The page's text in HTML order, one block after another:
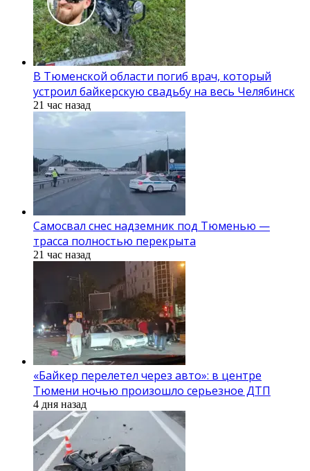
В Тюменской области погиб врач, который
устроил байкерскую свадьбу на весь Челябинск
21 час назад
Самосвал снес надземник под Тюменью —
трасса полностью перекрыта
21 час назад
«Байкер перелетел через авто»: в центре
Тюмени ночью произошло серьезное ДТП
4 дня назад